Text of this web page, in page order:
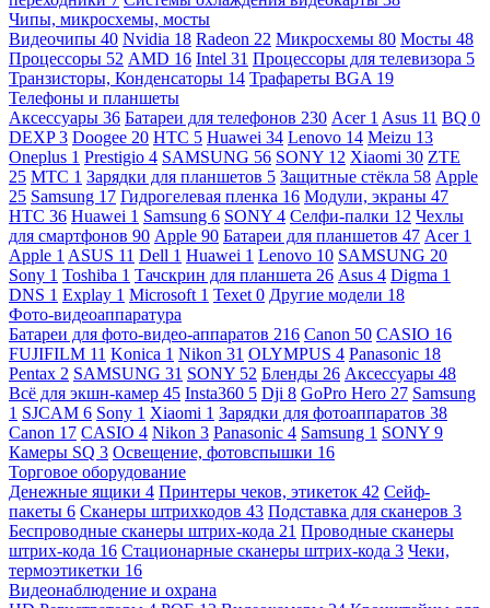
Чипы, микросхемы, мосты
Видеочипы 40 Nvidia 18 Radeon 22 Микросхемы 80 Мосты 48
Процессоры 52 AMD 16 Intel 31 Процессоры для телевизора 5
Транзисторы, Конденсаторы 14 Трафареты BGA 19
Телефоны и планшеты
Аксессуары 36 Батареи для телефонов 230 Acer 1 Asus 11 BQ 0
DEXP3 Doogee 20 HTC 5 Huawei 34 Lenovo 14 Meizu 13
Oneplus 1 Prestigio 4 SAMSUNG 56 SONY 12 Xiaomi 30 ZTE
25 МТС 1 Зарядки для планшетов 5 Защитные стёкла 58 Apple
25 Samsung 17 Гидрогелевая пленка 16 Модули, экраны 47
HTC 36 Huawei 1 Samsung 6 SONY 4 Селфи-палки 12 Чехлы
для смартфонов 90 Apple 90 Батареи для планшетов 47 Acer 1
Apple 1 ASUS 11 Dell 1 Huawei 1 Lenovo 10 SAMSUNG 20
Sony 1 Toshiba 1 Тачскрин для планшета 26 Asus 4 Digma 1
DNS 1 Explay 1 Microsoft 1 Texet 0 Другие модели 18
Фото-видеоаппаратура
Батареи для фото-видео-аппаратов 216 Canon 50 CASIO 16
FUJIFILM 11 Konica 1 Nikon 31 OLYMPUS 4 Panasonic 18
Pentax 2 SAMSUNG 31 SONY 52 Бленды 26 Аксессуары 48
Всё для экшн-камер 45 Insta360 5 Dji 8 GoPro Hero 27 Samsung
1 SJCAM 6 Sony 1 Xiaomi 1 Зарядки для фотоаппаратов 38
Canon 17 CASIO 4 Nikon 3 Panasonic 4 Samsung 1 SONY 9
Камеры SQ 3 Освещение, фотовспышки 16
Торговое оборудование
Денежные ящики 4 Принтеры чеков, этикеток 42 Сейф-
пакеты 6 Сканеры штрихкодов 43 Подставка для сканеров 3
Беспроводные сканеры штрих-кода 21 Проводные сканеры
штрих-кода 16 Стационарные сканеры штрих-кода 3 Чеки,
термоэтикетки 16
Видеонаблюдение и охрана